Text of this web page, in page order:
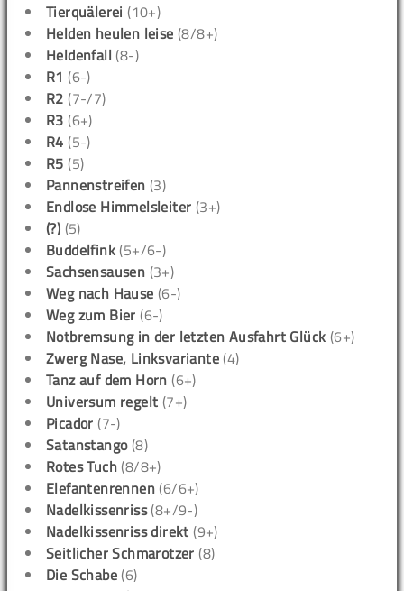
Tierquälerei (10+)
Helden heulen leise (8/8+)
Heldenfall (8-)
R1 (6-)
R2 (7-/7)
R3 (6+)
R4 (5-)
R5 (5)
Pannenstreifen (3)
Endlose Himmelsleiter (3+)
(?) (5)
Buddelfink (5+/6-)
Sachsensausen (3+)
Weg nach Hause (6-)
Weg zum Bier (6-)
Notbremsung in der letzten Ausfahrt Glück (6+)
Zwerg Nase, Linksvariante (4)
Tanz auf dem Horn (6+)
Universum regelt (7+)
Picador (7-)
Satanstango(8)
Rotes Tuch (8/8+)
Elefantenrennen (6/6+)
Nadelkissenriss(8+/9-)
Nadelkissenriss direkt (9+)
Seitlicher Schmarotzer (8)
Die Schabe (6)